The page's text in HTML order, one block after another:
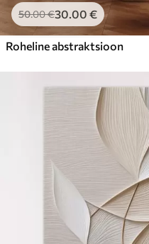
50.00€30.00 €
Roheline abstraktsioon